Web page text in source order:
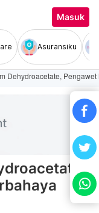
Masuk
Asuransiku
Dehydroacetate,